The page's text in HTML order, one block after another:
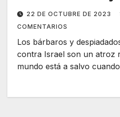
22 DE OCTUBRE DE 2023
COMENTARIOS
Los bárbaros y
contra Israel son un atroz
mundo está a salvo